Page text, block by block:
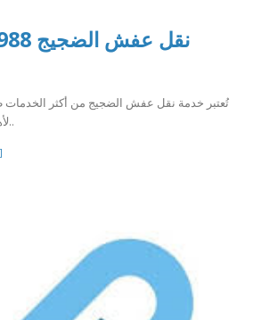
تُعتبر خدمة نقل عفش الضجيج من أكثر الخدمات
لأهمية نقل الأثاث بطريقة آمنة..